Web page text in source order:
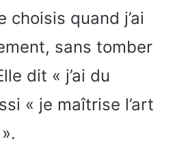
choisis quand j’ai
sans tomber
dit « j’ai du
« je maîtrise l’art